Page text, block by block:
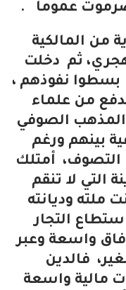
عموماً .
من المالكية
ثم دخلت
بسطوا نفوذهم ،
من علماء
الصوفي
بينهم ورغم
التصوف، أمتلك
التي لا تنقم
ملته وديانته
التجار
واسعة وعبر
فالدين
مالية واسعة